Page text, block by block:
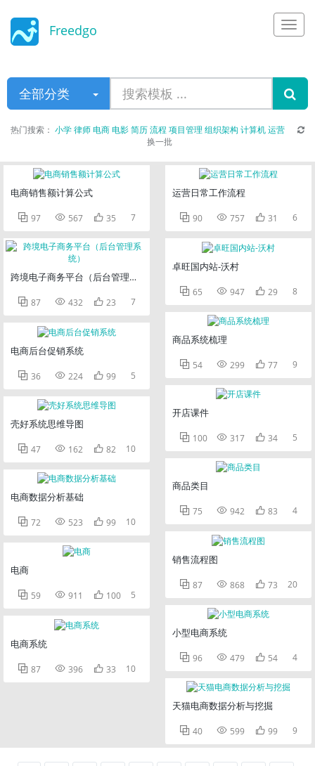
Freedgo
全部分类
热门搜索： 小学律师电商电影简历流程 项目管理 组织架构 计算机运营
换一批
电商销售额计算公式
 97  567  35 7
跨境电子商务平台（后台管理系统）
 87  432  23 7
电商后台促销系统
 36  224  99 5
壳好系统思维导图
 47  162  82 10
电商数据分析基础
 72  523  99 10
电商
 59  911  100 5
电商系统
 87  396  33 10
运营日常工作流程
 90  757  31 6
卓旺国内站-沃村
 65  947  29 8
商品系统梳理
 54  299  77 9
开店课件
 100  317  34 5
商品类目
 75  942  83 4
销售流程图
 87  868  73 20
小型电商系统
 96  479  54 4
天猫电商数据分析与挖掘
 40  599  99 9